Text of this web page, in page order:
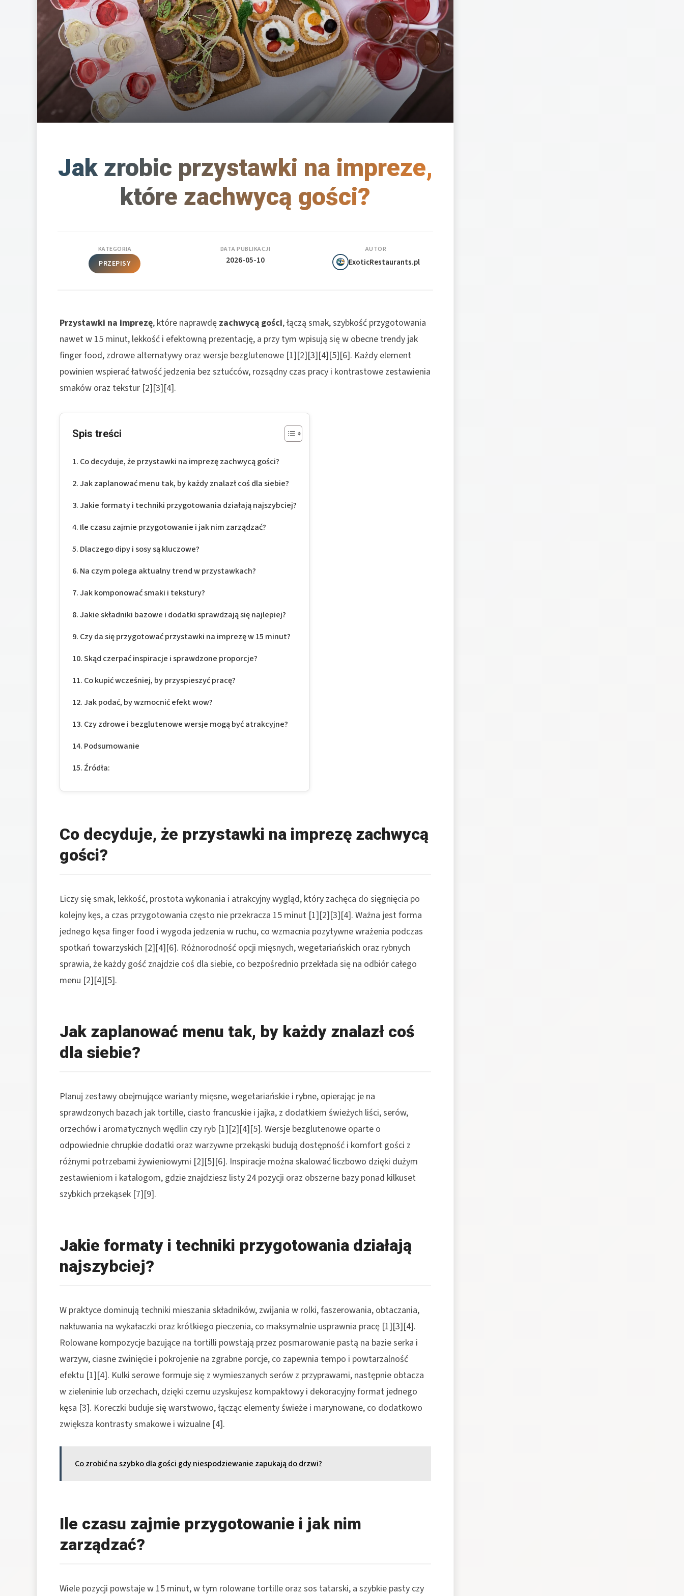
Jak zrobic przystawki na impreze,
które zachwycą gości?
KATEGORIA
PRZEPISY
DATA PUBLIKACJI
2026-05-10
AUTOR
ExoticRestaurants.pl
Przystawki na imprezę, które naprawdę zachwycą gości, łączą smak, szybkość przygotowania
nawet w 15 minut, lekkość i efektowną prezentację, a przy tym wpisują się w obecne trendy jak
finger food, zdrowe alternatywy oraz wersje bezglutenowe [1][2][3][4][5][6]. Każdy element
powinien wspierać łatwość jedzenia bez sztućców, rozsądny czas pracy i kontrastowe zestawienia
smaków oraz tekstur [2][3][4].
Spis treści
Co decyduje, że przystawki na imprezę zachwycą gości?
Jak zaplanować menu tak, by każdy znalazł coś dla siebie?
Jakie formaty i techniki przygotowania działają najszybciej?
Ile czasu zajmie przygotowanie i jak nim zarządzać?
Dlaczego dipy i sosy są kluczowe?
Na czym polega aktualny trend w przystawkach?
Jak komponować smaki i tekstury?
Jakie składniki bazowe i dodatki sprawdzają się najlepiej?
Czy da się przygotować przystawki na imprezę w 15 minut?
Skąd czerpać inspiracje i sprawdzone proporcje?
Co kupić wcześniej, by przyspieszyć pracę?
Jak podać, by wzmocnić efekt wow?
Czy zdrowe i bezglutenowe wersje mogą być atrakcyjne?
Podsumowanie
Źródła:
Co decyduje, że przystawki na imprezę zachwycą
gości?
Liczy się smak, lekkość, prostota wykonania i atrakcyjny wygląd, który zachęca do sięgnięcia po
kolejny kęs, a czas przygotowania często nie przekracza 15 minut [1][2][3][4]. Ważna jest forma
jednego kęsa finger food i wygoda jedzenia w ruchu, co wzmacnia pozytywne wrażenia podczas
spotkań towarzyskich [2][4][6]. Różnorodność opcji mięsnych, wegetariańskich oraz rybnych
sprawia, że każdy gość znajdzie coś dla siebie, co bezpośrednio przekłada się na odbiór całego
menu [2][4][5].
Jak zaplanować menu tak, by każdy znalazł coś
dla siebie?
Planuj zestawy obejmujące warianty mięsne, wegetariańskie i rybne, opierając je na
sprawdzonych bazach jak tortille, ciasto francuskie i jajka, z dodatkiem świeżych liści, serów,
orzechów i aromatycznych wędlin czy ryb [1][2][4][5]. Wersje bezglutenowe oparte o
odpowiednie chrupkie dodatki oraz warzywne przekąski budują dostępność i komfort gości z
różnymi potrzebami żywieniowymi [2][5][6]. Inspiracje można skalować liczbowo dzięki dużym
zestawieniom i katalogom, gdzie znajdziesz listy 24 pozycji oraz obszerne bazy ponad kilkuset
szybkich przekąsek [7][9].
Jakie formaty i techniki przygotowania działają
najszybciej?
W praktyce dominują techniki mieszania składników, zwijania w rolki, faszerowania, obtaczania,
nakłuwania na wykałaczki oraz krótkiego pieczenia, co maksymalnie usprawnia pracę [1][3][4].
Rolowane kompozycje bazujące na tortilli powstają przez posmarowanie pastą na bazie serka i
warzyw, ciasne zwinięcie i pokrojenie na zgrabne porcje, co zapewnia tempo i powtarzalność
efektu [1][4]. Kulki serowe formuje się z wymieszanych serów z przyprawami, następnie obtacza
w zieleninie lub orzechach, dzięki czemu uzyskujesz kompaktowy i dekoracyjny format jednego
kęsa [3]. Koreczki buduje się warstwowo, łącząc elementy świeże i marynowane, co dodatkowo
zwiększa kontrasty smakowe i wizualne [4].
Co zrobić na szybko dla gości gdy niespodziewanie zapukają do drzwi?
Ile czasu zajmie przygotowanie i jak nim
zarządzać?
Wiele pozycji powstaje w 15 minut, w tym rolowane tortille oraz sos tatarski, a szybkie pasty czy